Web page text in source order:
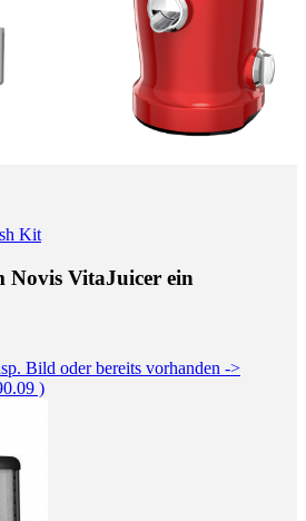
Kit
Novis VitaJuicer ein
Bild oder bereits vorhanden ->
)